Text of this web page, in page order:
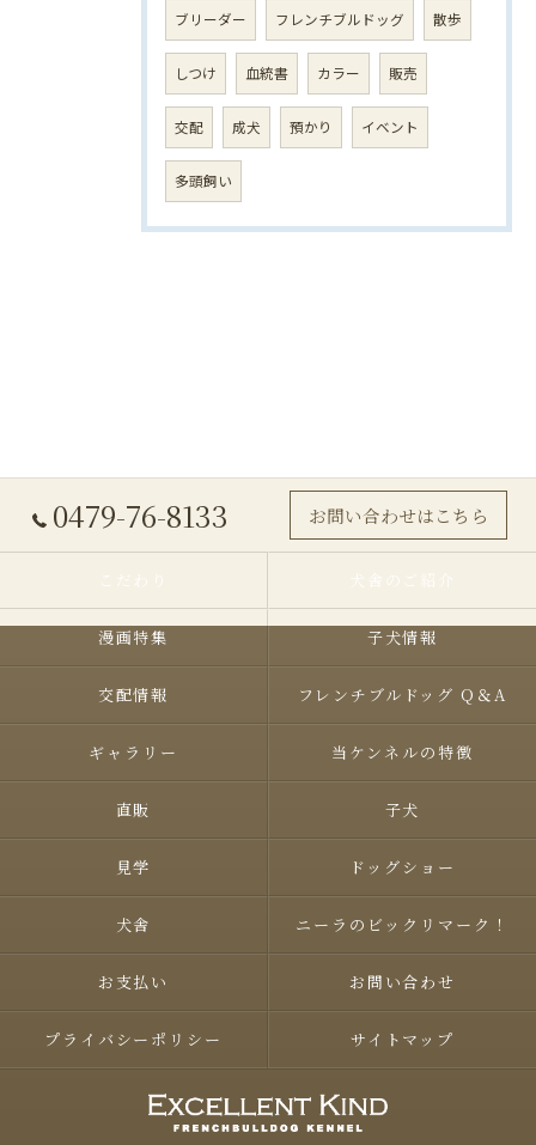
ブリーダー フレンチブルドッグ 散歩
しつけ 血統書 カラー 販売
交配 成犬 預かり イベント
多頭飼い
0479-76-8133 お問い合わせはこちら
こだわり 犬舎のご紹介
漫画特集 子犬情報
交配情報 フレンチブルドッグ Q＆A
ギャラリー 当ケンネルの特徴
直販 子犬
見学 ドッグショー
犬舎 ニーラのビックリマーク！
お支払い お問い合わせ
プライバシーポリシー サイトマップ